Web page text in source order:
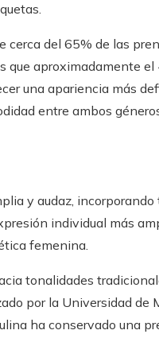
cerca del 65% de las
que aproximadamente el
una apariencia más
entre ambos
y audaz,
individual más
femenina.
tonalidades
por la Universidad de
ha conservado una